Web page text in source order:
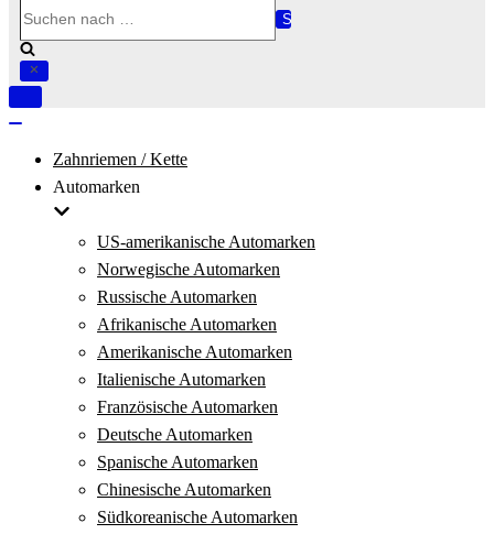
nach …
Navigation
Zahnriemen / Kette
Automarken
US-amerikanische Automarken
Norwegische Automarken
Russische Automarken
Afrikanische Automarken
Amerikanische Automarken
Italienische Automarken
Französische Automarken
Deutsche Automarken
Spanische Automarken
Chinesische Automarken
Südkoreanische Automarken